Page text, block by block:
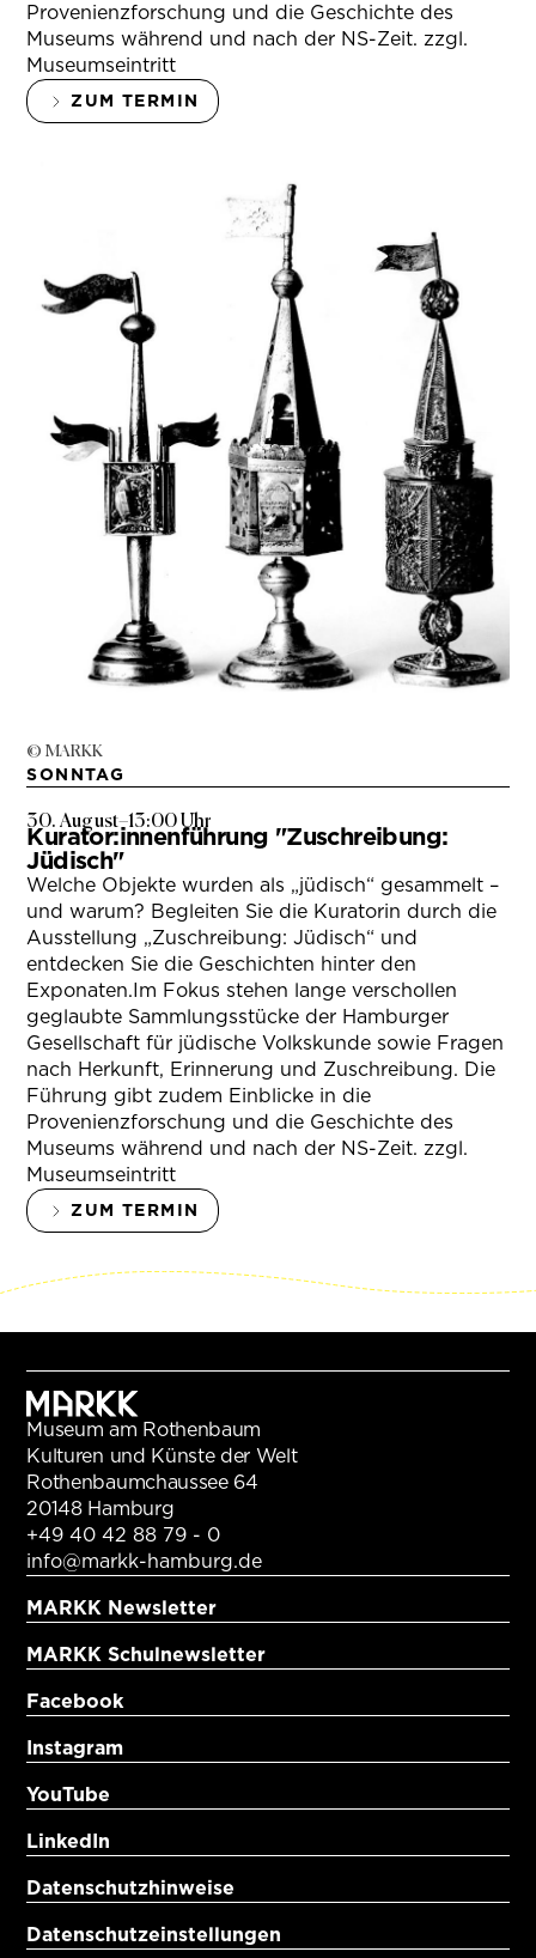
Provenienzforschung und die Geschichte des
Museums während und nach der NS-Zeit. zzgl.
Museumseintritt
ZUM TERMIN
© MARKK
SONNTAG
30. August–13:00 Uhr
Kurator:innenführung "Zuschreibung:
Jüdisch"
Welche Objekte wurden als „jüdisch“ gesammelt –
und warum? Begleiten Sie die Kuratorin durch die
Ausstellung „Zuschreibung: Jüdisch“ und
entdecken Sie die Geschichten hinter den
Exponaten.Im Fokus stehen lange verschollen
geglaubte Sammlungsstücke der Hamburger
Gesellschaft für jüdische Volkskunde sowie Fragen
nach Herkunft, Erinnerung und Zuschreibung. Die
Führung gibt zudem Einblicke in die
Provenienzforschung und die Geschichte des
Museums während und nach der NS-Zeit. zzgl.
Museumseintritt
ZUM TERMIN
Museum am Rothenbaum
Kulturen und Künste der Welt
Rothenbaumchaussee 64
20148 Hamburg
+49 40 42 88 79 - 0
info@markk-hamburg.de
MARKK Newsletter
MARKK Schulnewsletter
Facebook
Instagram
YouTube
LinkedIn
Datenschutzhinweise
Datenschutzeinstellungen